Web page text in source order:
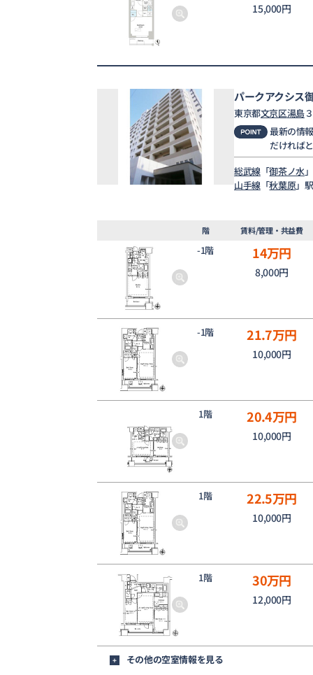
15,000円
パークアクシス
東京都文京区湯島
最新の情
だければ
総武線「御茶ノ水
山手線「秋葉原」
階 賃料/管理・共益費
-1階 14万円
8,000円
-1階 21.7万円
10,000円
1階 20.4万円
10,000円
1階 22.5万円
10,000円
1階 30万円
12,000円
+ その他の空室情報を見る